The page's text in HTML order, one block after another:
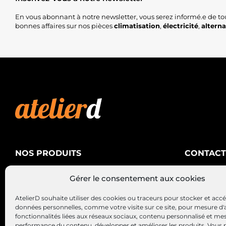
Gérer le consentement aux cookies
AtelierD souhaite utiliser des cookies ou traceurs pour stocker et
données personnelles, comme votre visite sur ce site, pour mesure
fonctionnalités liées aux réseaux sociaux, contenu personnalisé et
En vous abonnant à notre newsletter, vous serez informé.e de
bonnes affaires sur nos piècesclimatisation, électricité,
NOS PRODUITS
Alternateurs – Démarreurs
CONTACT
AtelierD
88200
03 29 22 34